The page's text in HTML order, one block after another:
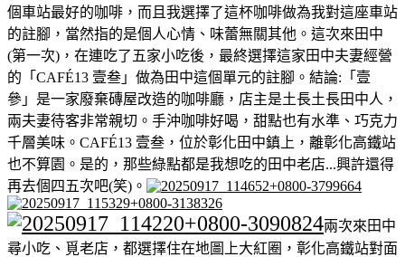
個車站最好的咖啡，而且我選擇了這杯咖啡做為我對這座車站
的註腳，當然指的是個人心情、味蕾無關其他。這次來田中
(第一次)，在連吃了五家小吃後，最終選擇這家田中夫妻經營
的「CAFÉ13 壹叁」做為田中這個單元的註腳。結論:「壹
參」是一家廢棄磚屋改造的咖啡廳，店主是土長土長田中人，
兩夫妻待客非常親切。手沖咖啡好喝，甜點也有水準、巧克力
千層美味。CAFÉ13 壹叁，位於彰化田中鎮上，離彰化高鐵站
也不算園。是的，那些綠點都是我想吃的田中老店...興許還得
再去個四五次吧(笑)。
兩次來田中
尋小吃、覓老店，都選擇住在地圖上大紅圈，彰化高鐵站對面